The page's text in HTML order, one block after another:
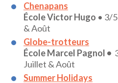
Chenapans
École Victor Hugo • 3/
& Août
Globe-trotteurs
École Marcel Pagnol •
Juillet & Août
Summer Holidays